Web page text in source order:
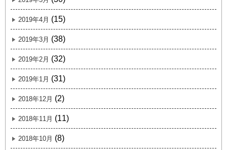
2019年4月 (15)
2019年3月 (38)
2019年2月 (32)
2019年1月 (31)
2018年12月 (2)
2018年11月 (11)
2018年10月 (8)